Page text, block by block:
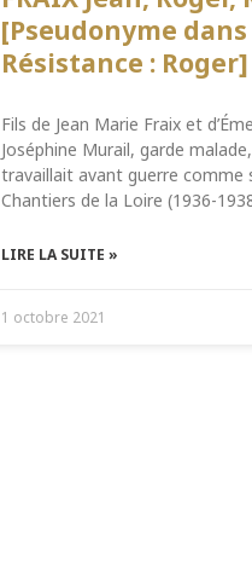
[Pseudonyme
Résistance : Roger]
Fils de Jean Marie Fraix et
Joséphine Murail, garde
travaillait avant guerre comme
Chantiers de la Loire (1936-
LIRE LA SUITE »
1 octobre 2021